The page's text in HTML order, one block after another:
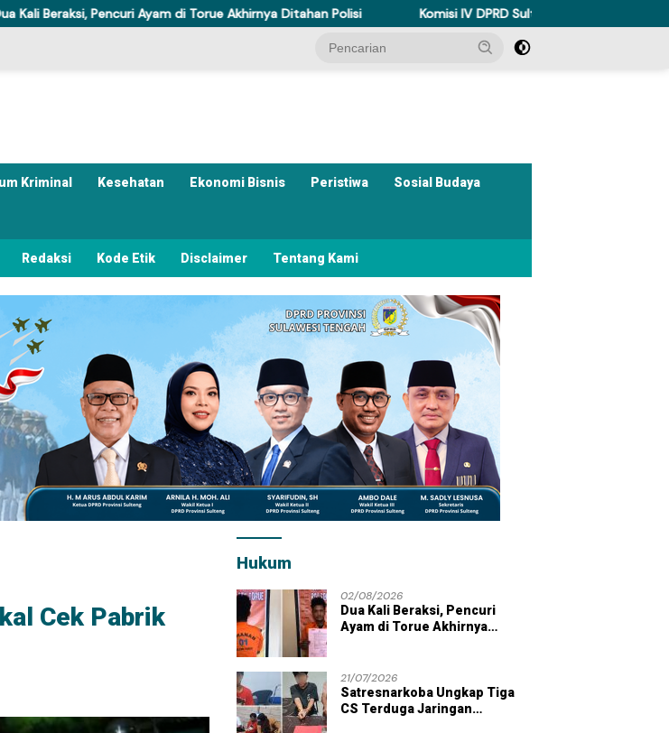
Pencuri Ayam di Torue Akhirnya Ditahan Polisi Komisi IV DPRD Sulteng Perkuat Perda Kesehatan
Kriminal Kesehatan Ekonomi Bisnis Peristiwa Sosial Budaya
Redaksi Kode Etik Disclaimer Tentang Kami
Cek Pabrik
Hukum
02/08/2026
Dua Kali Beraksi, Pencuri
Ayam di Torue Akhirnya
21/07/2026
Satresnarkoba Ungkap Tiga
CS Terduga Jaringan